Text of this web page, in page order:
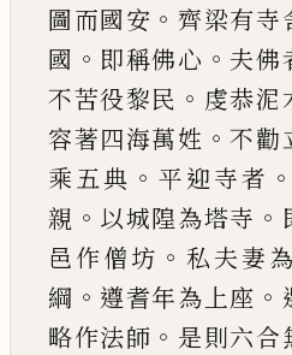
圖而國安 。齊梁有寺
國 。 即稱佛心 。 夫佛
不苦役黎民 。 虔恭泥
容著四海萬姓 。不勸
乘五典 。 平迎寺者 。
親 。 以城隍為塔寺 。
邑作僧坊 。 私夫妻
綱 。 遵耆年為上座 。
略作法師 。 是則六合